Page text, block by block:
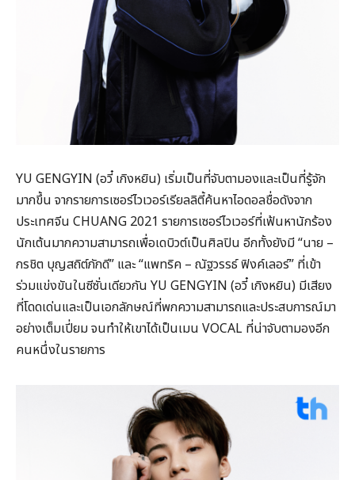
YU GENGYIN (อวี๋ เกิงหยิน) เริ่มเป็นที่จับตามองและเป็นที่รู้จัก
มากขึ้น จากรายการเซอร์ไวเวอร์เรียลลิตี้ค้นหาไอดอลชื่อดังจาก
ประเทศจีน CHUANG 2021 รายการเซอร์ไวเวอร์ที่เฟ้นหานักร้อง
นักเต้นมากความสามารถเพื่อเดบิวต์เป็นศิลปิน อีกทั้งยังมี “นาย –
กรชิต บุญสถิต์ภักดี” และ “แพทริค – ณัฐวรรธ์ ฟิงค์เลอร์” ที่เข้า
ร่วมแข่งขันในซีซั่นเดียวกัน YU GENGYIN (อวี๋ เกิงหยิน) มีเสียง
ที่โดดเด่นและเป็นเอกลักษณ์ที่พกความสามารถและประสบการณ์มา
อย่างเต็มเปี่ยม จนทำให้เขาได้เป็นเมน VOCAL ที่น่าจับตามองอีก
คนหนึ่งในรายการ